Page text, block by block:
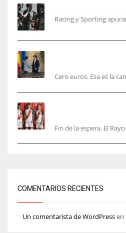
Racing y Sporting
Cero euros. Esa es la
Fin de la espera. El
COMENTARIOS RECIENTES
Un comentarista de WordPressen